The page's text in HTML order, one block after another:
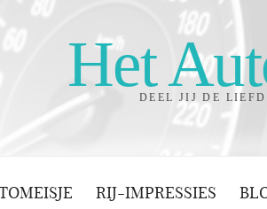
HetDEEL JIJ DE
RIJ-IMPRESSIES